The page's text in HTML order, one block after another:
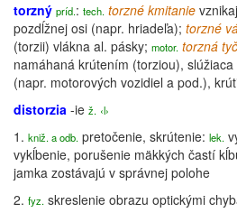
torzný príd.: tech. torzné kmitanie
pozdĺžnej osi (napr. hriadeľa); torzné
(torzii) vlákna al. pásky; motor. torzná tyč
namáhaná krútením (torziou),
(napr. motorových vozidiel a pod.),
distorzia -ie ž. ‹l›
1. kniž. a odb. pretočenie, skrútenie: lek.
vykĺbenie, porušenie mäkkých častí
jamka zostávajú v správnej polohe
2. fyz. skreslenie obrazu optickými